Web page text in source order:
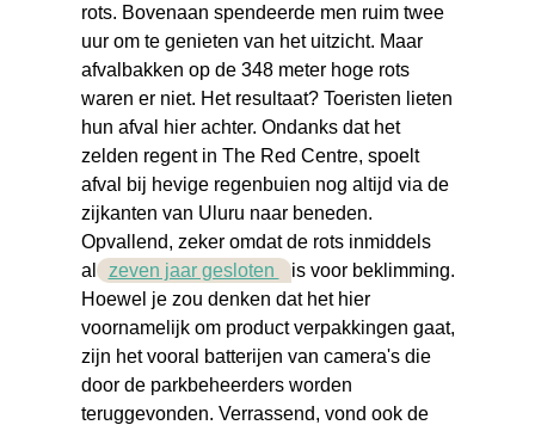
rots. Bovenaan spendeerde men ruim twee
uur om te genieten van het uitzicht. Maar
afvalbakken op de 348 meter hoge rots
waren er niet. Het resultaat? Toeristen lieten
hun afval hier achter. Ondanks dat het
zelden regent in The Red Centre, spoelt
afval bij hevige regenbuien nog altijd via de
zijkanten van Uluru naar beneden.
Opvallend, zeker omdat de rots inmiddels
al
zeven jaar gesloten
is voor beklimming.
Hoewel je zou denken dat het hier
voornamelijk om product verpakkingen gaat,
zijn het vooral batterijen van camera's die
door de parkbeheerders worden
teruggevonden. Verrassend, vond ook de